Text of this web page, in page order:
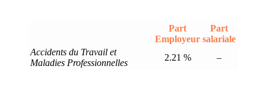
Part
Employeur
Part
salariale
Accidents du Travail et
Maladies Professionnelles
2.21 % –